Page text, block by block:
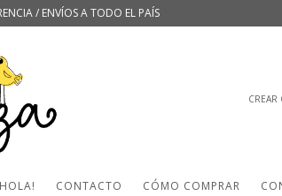
/ ENVÍOS A TODO EL PAÍS
CREAR
HOLA! CONTACTO CÓMO COMPRAR